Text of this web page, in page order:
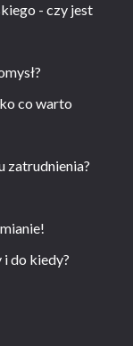
- czy jest
co warto
zatrudnienia?
do kiedy?